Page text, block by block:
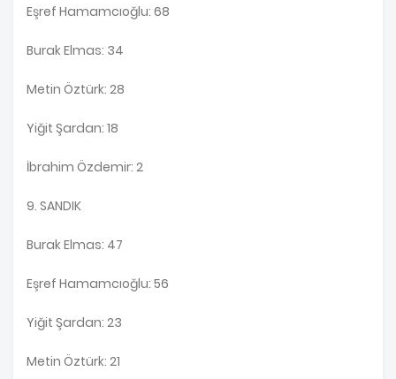
Eşref Hamamcıoğlu: 68
Burak Elmas: 34
Metin Öztürk: 28
Yiğit Şardan: 18
İbrahim Özdemir: 2
9. SANDIK
Burak Elmas: 47
Eşref Hamamcıoğlu: 56
Yiğit Şardan: 23
Metin Öztürk: 21